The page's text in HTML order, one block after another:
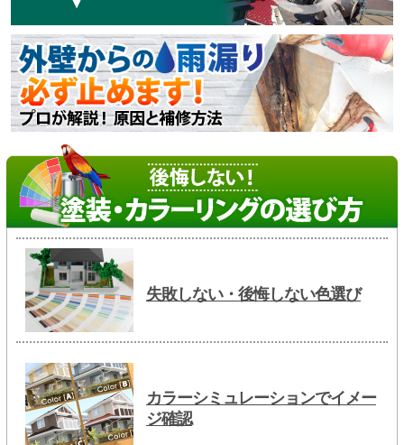
失敗しない・後悔しない色選び
カラーシミュレーションでイメー
ジ確認